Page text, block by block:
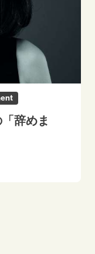
辞めま